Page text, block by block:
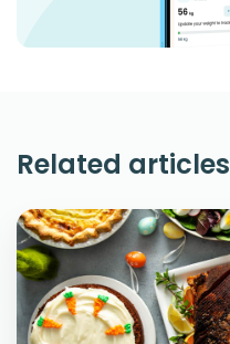
Related articles